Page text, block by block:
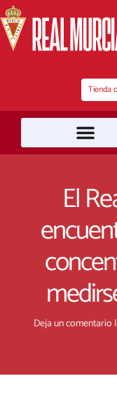
al
contenido
Tienda
El
Deja un comentario |